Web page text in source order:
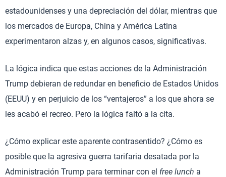
estadounidenses y una depreciación del dólar, mientras que
los mercados de Europa, China y América Latina
experimentaron alzas y, en algunos casos, significativas.
La lógica indica que estas acciones de la Administración
Trump debieran de redundar en beneficio de Estados Unidos
(EEUU) y en perjuicio de los “ventajeros” a los que ahora se
les acabó el recreo. Pero la lógica faltó a la cita.
¿Cómo explicar este aparente contrasentido? ¿Cómo es
posible que la agresiva guerra tarifaria desatada por la
Administración Trump para terminar con el free lunch a